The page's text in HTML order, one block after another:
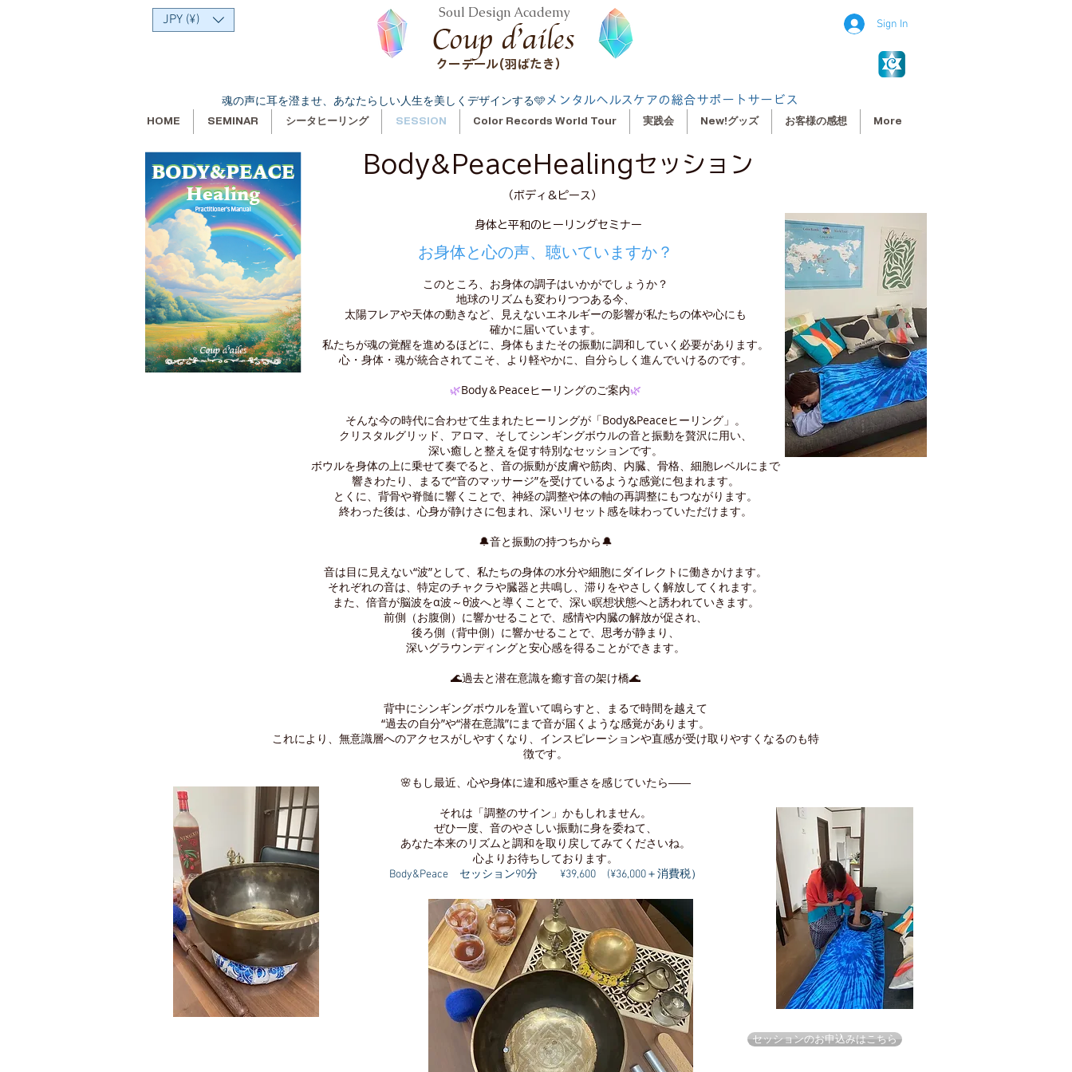
JPY (¥) Soul Design Academy
クーデール(羽ばたき）
Sign In
魂の声に耳を澄ませ、あなたらしい人生を美しくデザインする🩵 メンタルヘルスケアの総合サポートサービス
HOME SEMINAR シータヒーリング SESSION Color Records World Tour 実践会 New!グッズ お客様の感想 More
Body&Peace Healingセッション
（ボディ&ピース）
身体と平和のヒーリングセミナー
お身体と心の声、聴いていますか？
このところ、お身体の調子はいかがでしょうか？
地球のリズムも変わりつつある今、
太陽フレアや天体の動きなど、見えないエネルギーの影響が私たちの体や心にも
確かに届いています。
私たちが魂の覚醒を進めるほどに、身体もまたその振動に調和していく必要があります。
心・身体・魂が統合されてこそ、より軽やかに、自分らしく進んでいけるのです。
🌿Body＆Peaceヒーリングのご案内🌿
そんな今の時代に合わせて生まれたヒーリングが「Body&Peaceヒーリング」。
クリスタルグリッド、アロマ、そしてシンギングボウルの音と振動を贅沢に用い、
深い癒しと整えを促す特別なセッションです。
ボウルを身体の上に乗せて奏でると、音の振動が皮膚や筋肉、内臓、骨格、細胞レベルにまで
響きわたり、まるで“音のマッサージ”を受けているような感覚に包まれます。
とくに、背骨や脊髄に響くことで、神経の調整や体の軸の再調整にもつながります。
終わった後は、心身が静けさに包まれ、深いリセット感を味わっていただけます。
🔔音と振動の持つちから🔔
音は目に見えない“波”として、私たちの身体の水分や細胞にダイレクトに働きかけます。
それぞれの音は、特定のチャクラや臓器と共鳴し、滞りをやさしく解放してくれます。
また、倍音が脳波をα波～θ波へと導くことで、深い瞑想状態へと誘われていきます。
前側（お腹側）に響かせることで、感情や内臓の解放が促され、
後ろ側（背中側）に響かせることで、思考が静まり、
深いグラウンディングと安心感を得ることができます。
🌊過去と潜在意識を癒す音の架け橋🌊
背中にシンギングボウルを置いて鳴らすと、まるで時間を越えて
“過去の自分”や“潜在意識”にまで音が届くような感覚があります。
これにより、無意識層へのアクセスがしやすくなり、インスピレーションや直感が受け取りやすくなるのも特
徴です。
🌸もし最近、心や身体に違和感や重さを感じていたら――
それは「調整のサイン」かもしれません。
ぜひ一度、音のやさしい振動に身を委ねて、
あなた本来のリズムと調和を取り戻してみてくださいね。
心よりお待ちしております。
Body&Peace セッション90分 ¥39,600 (¥36,000＋消費税）
セッションのお申込みはこちら